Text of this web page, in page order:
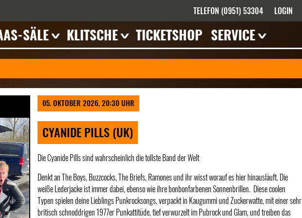
TELEFON (0951) 53304 LOGIN
SÄLE KLITSCHE
Veranstaltungen
TICKETSHOP SERVICE
Mieten
Anfahrt
Kontakt
05. OKTOBER 2026, 20:30 UHR
CYANIDE PILLS (UK)
Die Cyanide Pills sind wahrscheinlich die tollste Band der Welt
Denkt an The Boys, Buzzcocks, The Briefs, Ramones und ihr wisst worauf es hier hinausläuft. Die
weiße Lederjacke ist immer dabei, ebenso wie ihre bonbonfarbenen Sonnenbrillen. Diese coolen
Typen spielen deine Lieblings Punkrocksongs, verpackt in Kaugummi und Zuckerwatte, mit einer sehr
britisch schnoddrigen 1977er Punkattitüde, tief verwurzelt im Pubrock und Glam, und treiben das